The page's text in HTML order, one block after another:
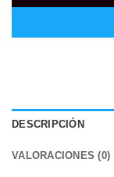
DESCRIPCIÓN
VALORACIONES (0)